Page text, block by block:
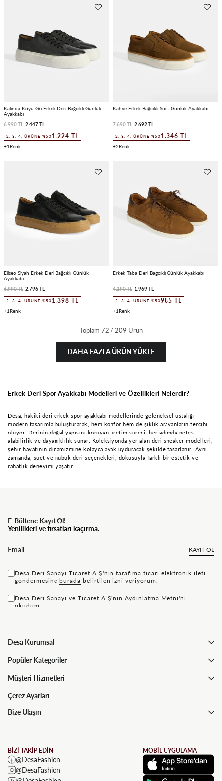
Kalinda Koyu Gri Erkek Deri Bağcıklı Günlük
Ayakkabı
2.447 TL
6.990 TL
2. 3. 4. ÜRÜNE %50 1.224 TL
1
Kahve Erkek Bağcıklı Süet Günlük Ayakkabı
2.692 TL
7.690 TL
2. 3. 4. ÜRÜNE %50 1.346 TL
2
Eliseo Siyah Erkek Deri Bağcıklı Günlük
Ayakkabı
2.796 TL
6.990 TL
2. 3. 4. ÜRÜNE %50 1.398 TL
1
Erkek Taba Deri Bağcıklı Günlük Ayakkabı
1.969 TL
4.190 TL
2. 3. 4. ÜRÜNE %50985 TL
1
Toplam 72 / 209 Ürün
DAHA FAZLA ÜRÜN YÜKLE
Erkek Deri Spor Ayakkabı Modelleri ve Özellikleri Nelerdir?
Desa, hakiki deri erkek spor ayakkabı modellerinde geleneksel ustalığı
modern tasarımla buluşturarak, hem konfor hem de şıklık arayanların tercihi
oluyor. Derinin doğal yapısını koruyan üretim süreci, her adımda nefes
alabilirlik ve dayanıklılık sunar. Koleksiyonda yer alan deri sneaker modelleri,
şehir hayatının dinamizmine kolayca ayak uyduracak şekilde tasarlanır. Aynı
zamanda, süet ve nubuk deri seçenekleri, dokusuyla farklı bir estetik ve
rahatlık deneyimi yaşatır.
E-Bültene Kayıt Ol!
Yenilikleri ve fırsatları kaçırma.
KAYIT OL
Desa Deri Sanayi Ticaret A.Ş'nin tarafıma ticari elektronik ileti
göndermesine bu rada belirtilen izni veriyorum.
Desa Deri Sanayi ve Ticaret A.Ş'nin Aydınlatma Metni'ni
okudum.
Desa Kurumsal
Popüler Kategoriler
Müşteri Hizmetleri
Çerez Ayarları
Bize Ulaşın
BİZİ TAKİP EDİN
@DesaFashion
@DesaFashion
MOBİL UYGULAMA